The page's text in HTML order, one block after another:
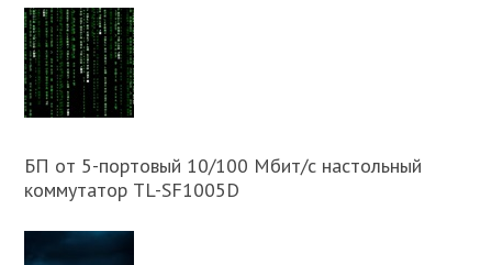
БП от 5-портовый 10/100 Мбит/с настольный
коммутатор TL-SF1005D